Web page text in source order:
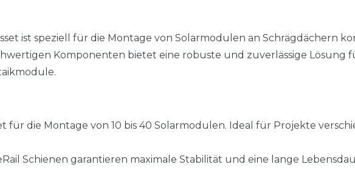
ist speziell für die Montage von Solarmodulen an Schrägdächern
Komponenten bietet eine robuste und zuverlässige Lösung
für die Montage von 10 bis 40 Solarmodulen. Ideal für Projekte
Schienen garantieren maximale Stabilität und eine lange